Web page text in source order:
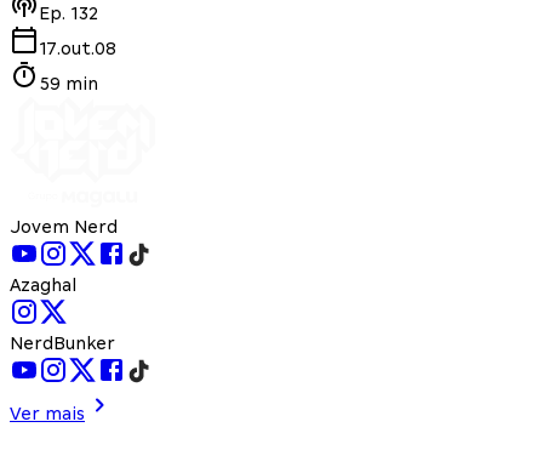
Ep. 132
17.out.08
59 min
Jovem Nerd
Azaghal
NerdBunker
Ver mais